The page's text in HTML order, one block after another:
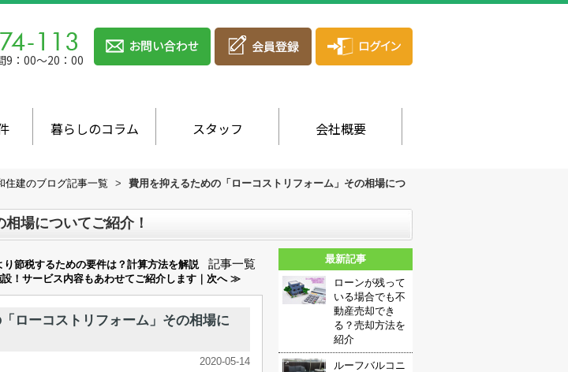
9：00～20：00
暮らしのコラム スタッフ 会社概要
建のブログ記事一覧 >
費用を抑えるための「ローコストリフォーム」その相場につ
場についてご紹介！
節税するための要件は？計算方法を解説 記事一覧
！サービス内容もあわせてご紹介します｜次へ ≫
ローコストリフォーム」その相場に
2020-05-14
最新記事
ローンが残って
いる場合でも不
動産売却でき
る？売却方法を
紹介
ルーフバルコニ